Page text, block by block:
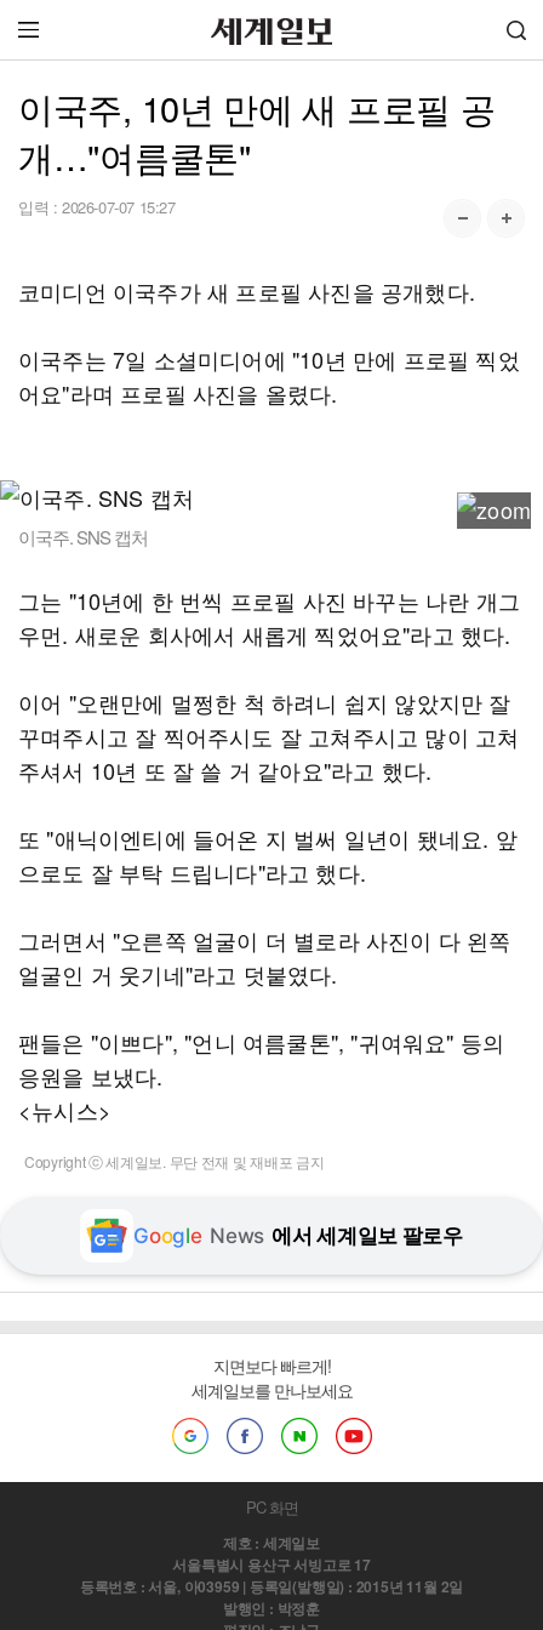
이국주, 10년 만에 새 프로필 공
개…"여름쿨톤"
입력 : 2026-07-07 15:27
코미디언 이국주가 새 프로필 사진을 공개했다.
이국주는 7일 소셜미디어에 "10년 만에 프로필 찍었
어요"라며 프로필 사진을 올렸다.
이국주. SNS 캡처
그는 "10년에 한 번씩 프로필 사진 바꾸는 나란 개그
우먼. 새로운 회사에서 새롭게 찍었어요"라고 했다.
이어 "오랜만에 멀쩡한 척 하려니 쉽지 않았지만 잘
꾸며주시고 잘 찍어주시도 잘 고쳐주시고 많이 고쳐
주셔서 10년 또 잘 쓸 거 같아요"라고 했다.
또 "애닉이엔티에 들어온 지 벌써 일년이 됐네요. 앞
으로도 잘 부탁 드립니다"라고 했다.
그러면서 "오른쪽 얼굴이 더 별로라 사진이 다 왼쪽
얼굴인 거 웃기네"라고 덧붙였다.
팬들은 "이쁘다", "언니 여름쿨톤", "귀여워요" 등의
응원을 보냈다.
<뉴시스>
Copyright ⓒ 세계일보. 무단 전재 및 재배포 금지
Google News 에서 세계일보 팔로우
지면보다 빠르게!
세계일보를 만나보세요
PC 화면
제호 : 세계일보
서울특별시 용산구 서빙고로 17
등록번호 : 서울, 아03959 | 등록일(발행일) : 2015년 11월 2일
발행인 : 박정훈